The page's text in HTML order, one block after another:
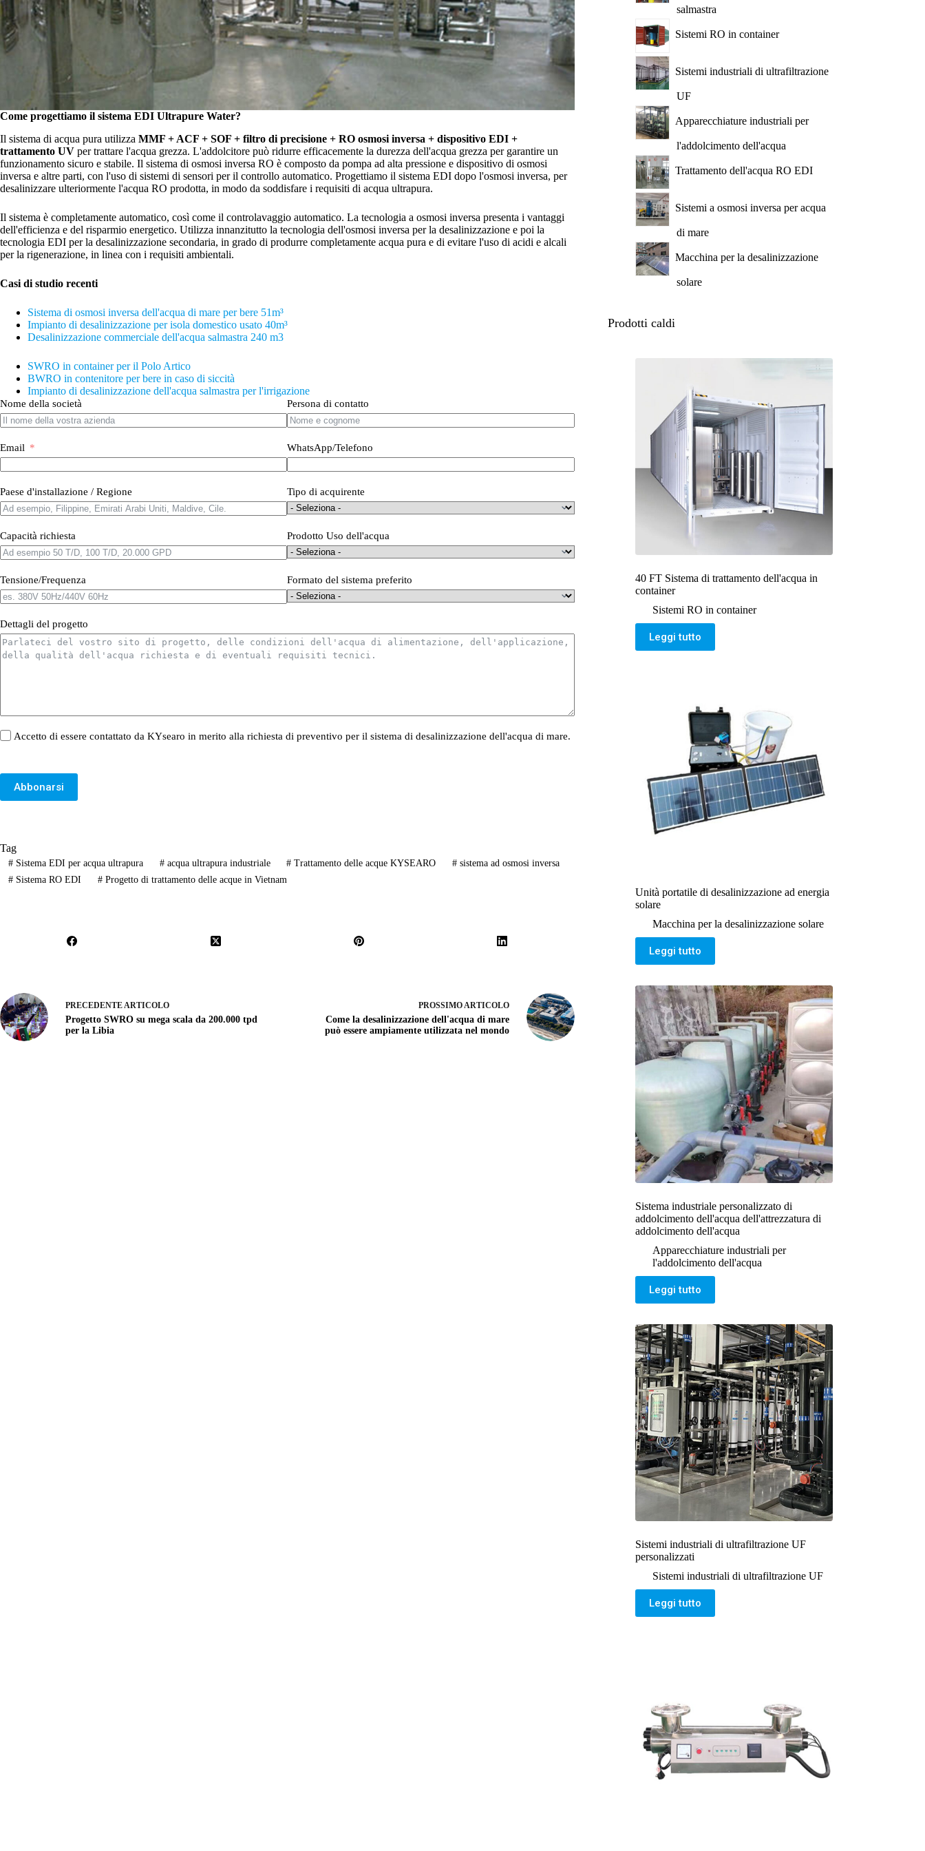
Come progettiamo il sistema EDI Ultrapure Water?
Il sistema di acqua pura utilizza MMF + ACF + SOF + filtro di precisione + RO osmosi inversa + dispositivo EDI +
trattamento UV per trattare l'acqua grezza. L'addolcitore può ridurre efficacemente la durezza dell'acqua grezza per garantire un
funzionamento sicuro e stabile. Il sistema di osmosi inversa RO è composto da pompa ad alta pressione e dispositivo di osmosi
inversa e altre parti, con l'uso di sistemi di sensori per il controllo automatico. Progettiamo il sistema EDI dopo l'osmosi inversa, per
desalinizzare ulteriormente l'acqua RO prodotta, in modo da soddisfare i requisiti di acqua ultrapura.
Il sistema è completamente automatico, così come il controlavaggio automatico. La tecnologia a osmosi inversa presenta i vantaggi
dell'efficienza e del risparmio energetico. Utilizza innanzitutto la tecnologia dell'osmosi inversa per la desalinizzazione e poi la
tecnologia EDI per la desalinizzazione secondaria, in grado di produrre completamente acqua pura e di evitare l'uso di acidi e alcali
per la rigenerazione, in linea con i requisiti ambientali.
Casi di studio recenti
Sistema di osmosi inversa dell'acqua di mare per bere 51m³
Impianto di desalinizzazione per isola domestico usato 40m³
Desalinizzazione commerciale dell'acqua salmastra 240 m3
SWRO in container per il Polo Artico
BWRO in contenitore per bere in caso di siccità
Impianto di desalinizzazione dell'acqua salmastra per l'irrigazione
Nome della società Persona di contatto
Email WhatsApp/Telefono
Paese d'installazione / Regione Tipo di acquirente
Capacità richiesta Prodotto Uso dell'acqua
Tensione/Frequenza Formato del sistema preferito
Dettagli del progetto
Accetto di essere contattato da KYsearo in merito alla richiesta di preventivo per il sistema di desalinizzazione dell'acqua di mare.
Abbonarsi
Tag
#Sistema EDI per acqua ultrapura #acqua ultrapura industriale # Trattamento delle acque KYSEARO # sistema ad osmosi inversa
#Sistema RO EDI #Progetto di trattamento delle acque in Vietnam
PRECEDENTE ARTICOLO
Progetto SWRO su mega scala da 200.000 tpd
per la Libia
PROSSIMO ARTICOLO
Come la desalinizzazione dell'acqua di mare
può essere ampiamente utilizzata nel mondo
salmastra
Sistemi RO in container
Sistemi industriali di ultrafiltrazione
UF
Apparecchiature industriali per
l'addolcimento dell'acqua
Trattamento dell'acqua RO EDI
Sistemi a osmosi inversa per acqua
di mare
Macchina per la desalinizzazione
solare
Prodotti caldi
40 FT Sistema di trattamento dell'acqua in
container
Sistemi RO in container
Leggi tutto
Unità portatile di desalinizzazione ad energia
solare
Macchina per la desalinizzazione solare
Leggi tutto
Sistema industriale personalizzato di
addolcimento dell'acqua dell'attrezzatura di
addolcimento dell'acqua
Apparecchiature industriali per
l'addolcimento dell'acqua
Leggi tutto
Sistemi industriali di ultrafiltrazione UF
personalizzati
Sistemi industriali di ultrafiltrazione UF
Leggi tutto